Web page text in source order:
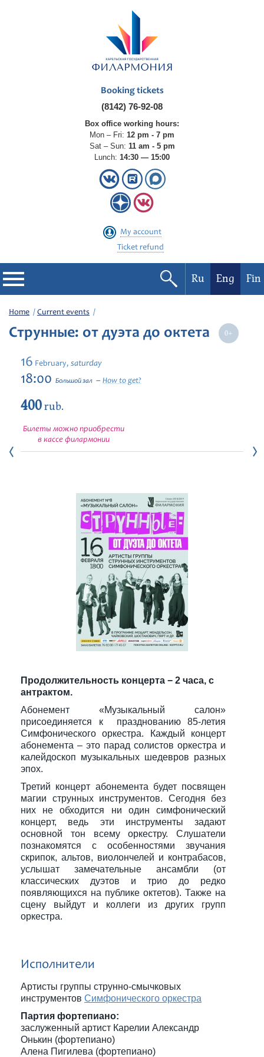
Booking tickets
(8142) 76-92-08
Box office working hours:
Mon – Fri: 12 pm - 7 pm
Sat – Sun: 11 am - 5 pm
Lunch: 14:30 — 15:00
My account
Ticket refund
Philharmonic
Current events
Festivals
Ru Eng Fin
Home Current events
Струнные: от дуэта до октета
16 February, saturday
18:00 Большой зал How to get?
400rub.
Билеты можно приобрести
в кассе филармонии
Продолжительность концерта − 2 часа, с
антрактом.
Абонемент «Музыкальный салон»
присоединяется к празднованию 85-летия
Симфонического оркестра. Каждый концерт
абонемента – это парад солистов оркестра и
калейдоскоп музыкальных шедевров разных
эпох.
Третий концерт абонемента будет посвящен
магии струнных инструментов. Сегодня без
них не обходится ни один симфонический
концерт, ведь эти инструменты задают
основной тон всему оркестру. Слушатели
познакомятся с особенностями звучания
скрипок, альтов, виолончелей и контрабасов,
услышат замечательные ансамбли (от
классических дуэтов и трио до редко
появляющихся на публике октетов). Также на
сцену выйдут и коллеги из других групп
оркестра.
Исполнители
Артисты группы струнно-смычковых
инструментов Симфонического оркестра
Партия фортепиано:
заслуженный артист Карелии Александр
Онькин (фортепиано)
Алена Пигилева (фортепиано)